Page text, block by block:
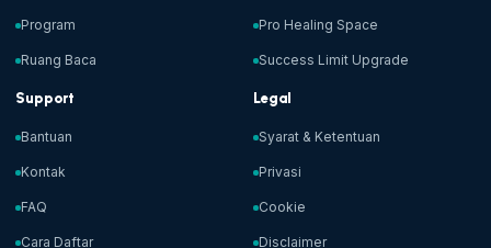
Program
Ruang Baca
Pro Healing Space
Success Limit Upgrade
Support
Bantuan
Kontak
FAQ
Cara Daftar
Legal
Syarat & Ketentuan
Privasi
Cookie
Disclaimer